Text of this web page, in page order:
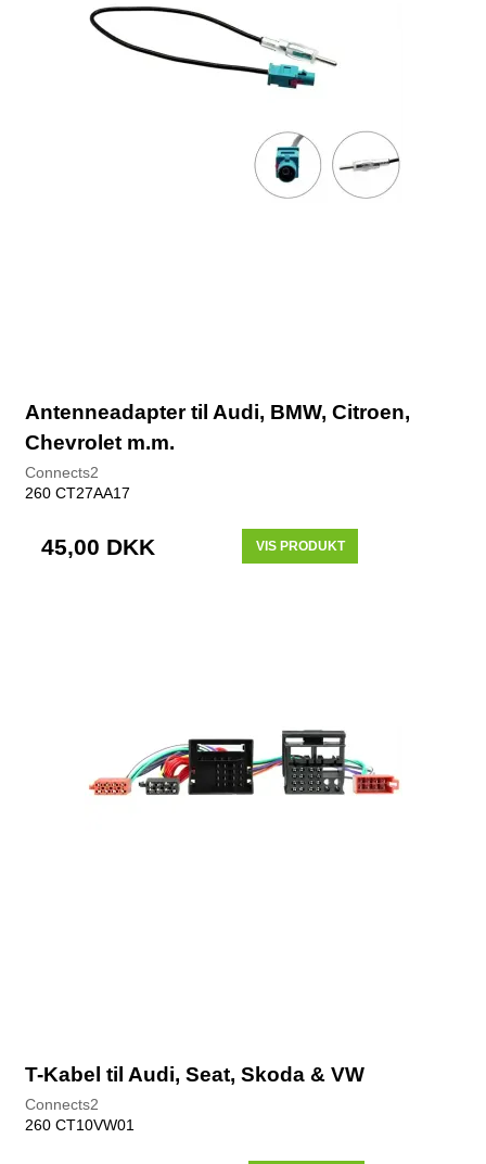
Antenneadapter til Audi, BMW, Citroen,
Chevrolet m.m.
Connects2
260 CT27AA17
45,00 DKK VIS PRODUKT
T-Kabel til Audi, Seat, Skoda & VW
Connects2
260 CT10VW01